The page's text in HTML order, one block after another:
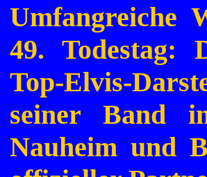
Umfangreiche
49. Todestag:
Top-Elvis-
seiner Band
Nauheim und